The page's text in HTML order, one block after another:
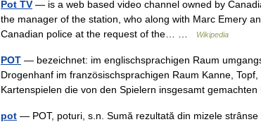
Pot TV — is a web based video channel owned by
the manager of the station, who along with Marc Emery
Canadian police at the request of the… …
Wikipedia
POT — bezeichnet: im englischsprachigen Raum
Drogenhanf im französischsprachigen Raum Kanne,
Kartenspielen die von den Spielern insgesamt
pot — POT, poturi, s.n. Sumă rezultată din mizele